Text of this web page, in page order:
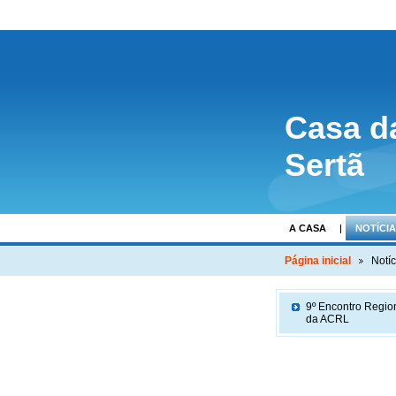
Casa
Sertã
A CASA
Página inicial
9º Encontro
da ACRL